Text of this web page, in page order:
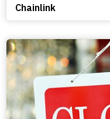
Chainlink